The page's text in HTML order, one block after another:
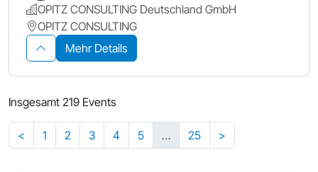
OPITZ CONSULTING Deutschland GmbH
OPITZ CONSULTING
Mehr Details
Insgesamt 219 Events
< 1 2 3 4 5 … 25 >